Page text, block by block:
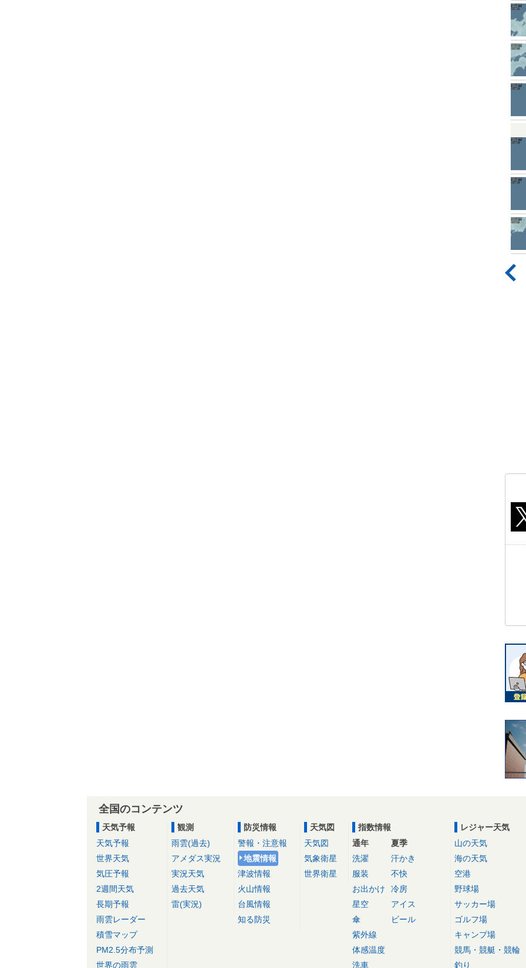
全国のコンテンツ
天気予報
天気予報
世界天気
気圧予報
2週間天気
長期予報
雨雲レーダー
積雪マップ
PM2.5分布予測
世界の雨雲
観測
雨雲(過去)
アメダス実況
実況天気
過去天気
雷(実況)
防災情報
警報・注意報
地震情報
津波情報
火山情報
台風情報
知る防災
天気図
天気図
気象衛星
世界衛星
指数情報
通年
洗濯
服装
お出かけ
星空
傘
紫外線
体感温度
洗車
夏季
汗かき
不快
冷房
アイス
ビール
レジャー天気
山の天気
海の天気
空港
野球場
サッカー場
ゴルフ場
キャンプ場
競馬・競艇・競輪
釣り